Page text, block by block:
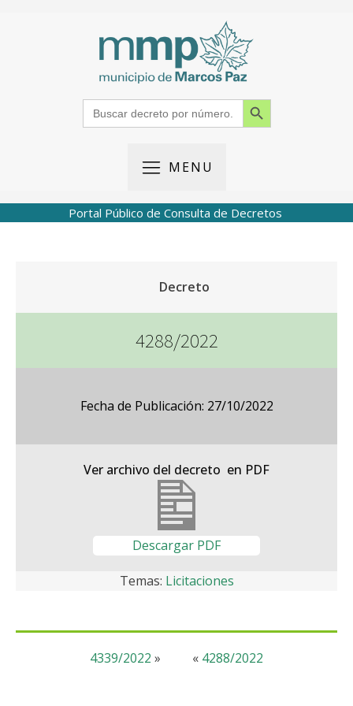
Search
for:
Search Button
MENU
Portal Público de Consulta de Decretos
Decreto
4288/2022
Fecha de Publicación: 27/10/2022
Ver archivo del decreto en PDF
Descargar PDF
Temas: Licitaciones
« 4288/2022
4339/2022 »